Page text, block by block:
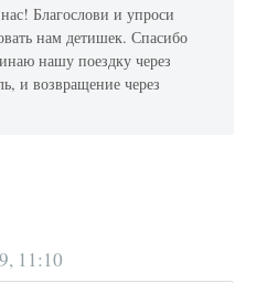
Благослови и упроси
нам детишек. Спасибо
нашу поездку через
и возвращение через
11:10